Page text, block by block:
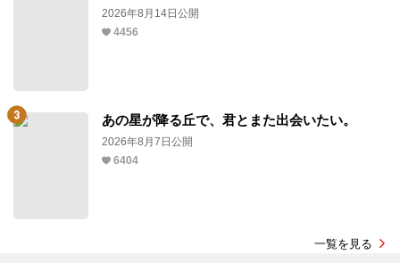
2026年8月14日公開
4456
あの星が降る丘で、君とまた出会いたい。
2026年8月7日公開
6404
一覧を見る